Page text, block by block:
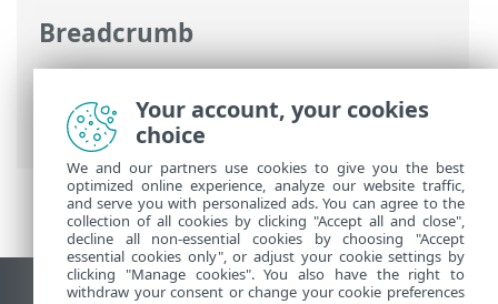
Breadcrumb
Ηλεκτρονική βοήθεια ESET>ESET
Endpoint Antivirus>Ρυθμίσεις για
προχωρημένους> Σαρώσεις
Your account, your cookies
choice
We and our partners use cookies to give you the best
optimized online experience, analyze our website traffic,
and serve you with personalized ads. You can agree to the
collection of all cookies by clicking "Accept all and close",
decline all non-essential cookies by choosing "Accept
essential cookies only", or adjust your cookie settings by
clicking "Manage cookies". You also have the right to
withdraw your consent or change your cookie preferences